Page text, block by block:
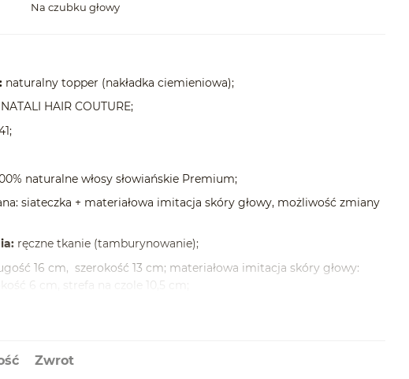
Na czubku głowy
naturalny topper (nakładka ciemieniowa);
HAIR COUTURE;
naturalne włosy słowiańskie Premium;
siateczka + materiałowa imitacja skóry głowy, możliwość zmiany
ręczne tkanie (tamburynowanie);
16 cm, szerokość 13 cm; materiałowa imitacja skóry głowy:
6 cm, strefa na czole 10,5 cm;
suszarka, szczotkowanie, prostownica, lokówka;
Zwrot